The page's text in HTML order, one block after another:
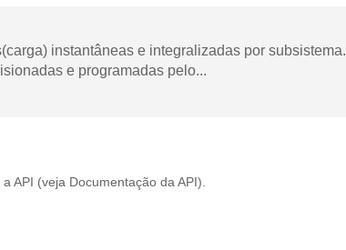
instantâneas e integralizadas por subsistema.
e programadas pelo...
a API (veja Documentação da API ).